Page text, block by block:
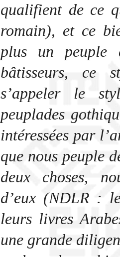
qualifient de ce
romain), et ce
plus un peuple
bâtisseurs, ce
s’appeler le
peuplades
intéressées par
que nous peuple
deux choses,
d’eux (NDLR :
leurs livres
une grande